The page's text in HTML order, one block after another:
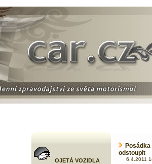
OJETÁ VOZIDLA
odstoupit
6.4.2011